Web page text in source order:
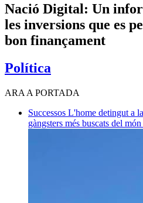
Nació Digital: Un
les inversions que es
bon finançament
Política
ARA A PORTADA
Successos L'home detingut a
gàngsters més buscats del món